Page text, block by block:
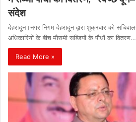
संदेश
देहरादून।नगर निगम देहरादून द्वारा शुक्रवार को
अधिकारियों के बीच मौसमी सब्जियों के पौधों का वितरण…
Read More »